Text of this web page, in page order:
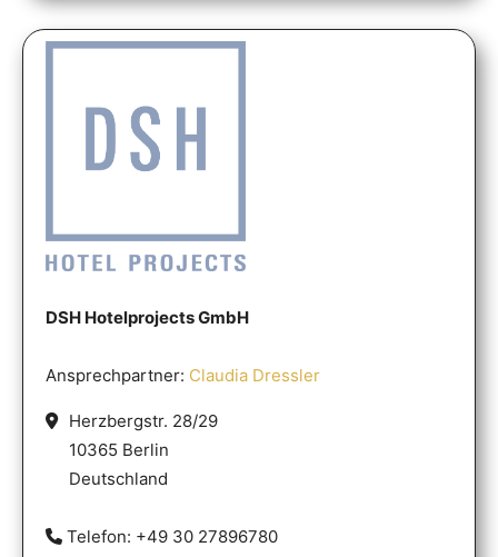
DSH Hotelprojects GmbH
Ansprechpartner: Claudia Dressler
Herzbergstr. 28/29
10365 Berlin
Deutschland
Telefon: +49 30 27896780